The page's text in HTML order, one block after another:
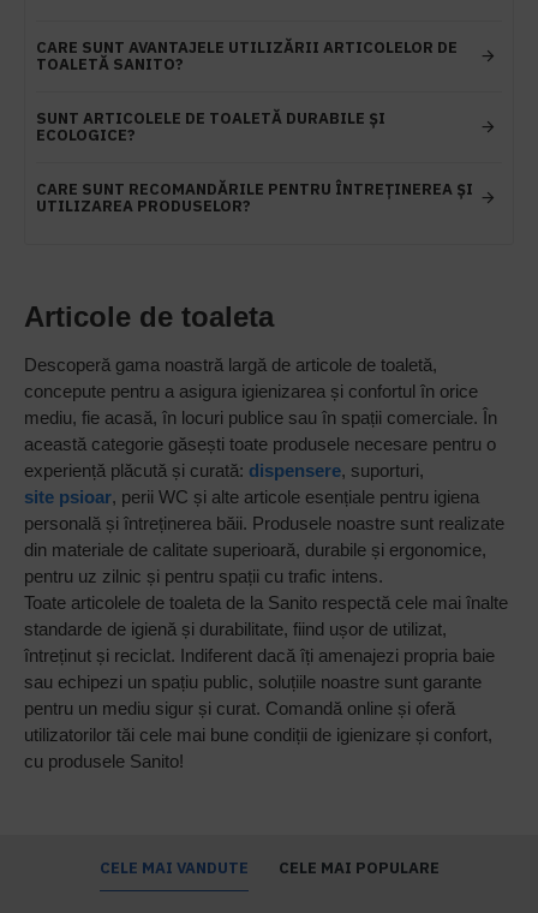
CARE SUNT AVANTAJELE UTILIZĂRII ARTICOLELOR DE
TOALETĂ SANITO?
SUNT ARTICOLELE DE TOALETĂ DURABILE ȘI
ECOLOGICE?
CARE SUNT RECOMANDĂRILE PENTRU ÎNTREȚINEREA ȘI
UTILIZAREA PRODUSELOR?
Articole de toaleta
Descoperă gama noastră largă de articole de toaletă,
concepute pentru a asigura igienizarea și confortul în orice
mediu, fie acasă, în locuri publice sau în spații comerciale. În
această categorie găsești toate produsele necesare pentru o
experiență plăcută și curată: dispensere, suporturi,
site psioar, perii WC și alte articole esențiale pentru igiena
personală și întreținerea băii. Produsele noastre sunt realizate
din materiale de calitate superioară, durabile și ergonomice,
pentru uz zilnic și pentru spații cu trafic intens.
Toate articolele de toaleta de la Sanito respectă cele mai înalte
standarde de igienă și durabilitate, fiind ușor de utilizat,
întreținut și reciclat. Indiferent dacă îți amenajezi propria baie
sau echipezi un spațiu public, soluțiile noastre sunt garante
pentru un mediu sigur și curat. Comandă online și oferă
utilizatorilor tăi cele mai bune condiții de igienizare și confort,
cu produsele Sanito!
CELE MAI VANDUTE CELE MAI POPULARE